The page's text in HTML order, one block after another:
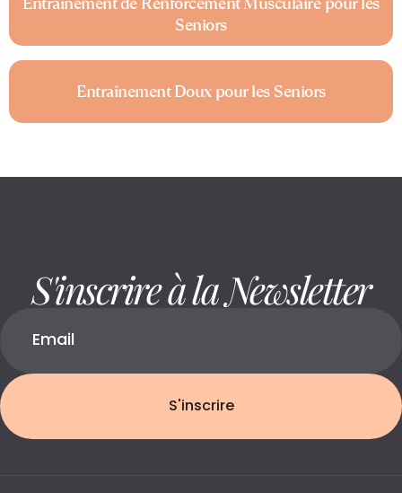
Seniors
Entraînement Doux pour les Seniors
S'inscrire à la Newsletter
S'inscrire